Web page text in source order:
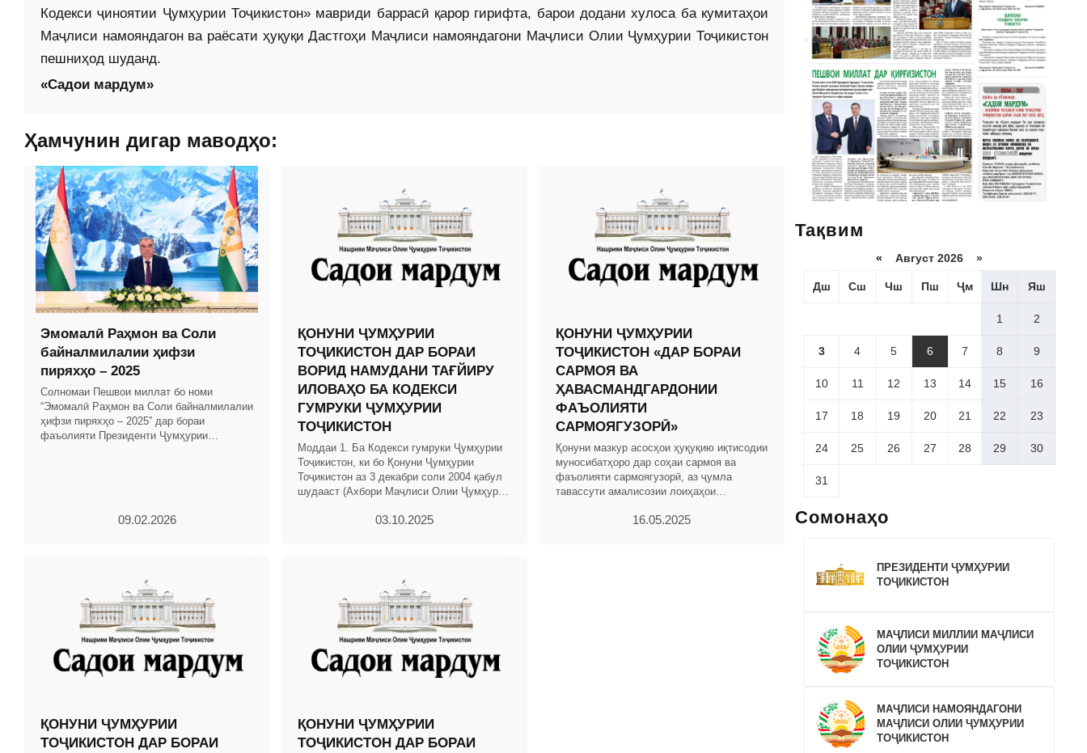
Кодекси ҷиноятии Ҷумҳурии Тоҷикистон» мавриди баррасӣ қарор гирифта, барои додани хулоса ба кумитаҳои
Маҷлиси намояндагон ва раёсати ҳуқуқи Дастгоҳи Маҷлиси намояндагони Маҷлиси Олии Ҷумҳурии Тоҷикис­тон
пешниҳод шуданд.
«Садои мардум»
Ҳамчунин дигар маводҳо:
Эмомалӣ Раҳмон ва Соли
байналмилалии ҳифзи
пиряхҳо – 2025
Солномаи Пешвои миллат бо номи
“Эмомалӣ Раҳмон ва Соли байналмилалии
ҳифзи пиряхҳо – 2025” дар бораи
фаъолияти Президенти Ҷумҳурии
09.02.2026
ҚОНУНИ ҶУМҲУРИИ
ТОҶИКИСТОН ДАР БОРАИ
ВОРИД НАМУДАНИ ТАҒЙИРУ
ИЛОВАҲО БА КОДЕКСИ
ГУМРУКИ ҶУМҲУРИИ
ТОҶИКИСТОН
Моддаи 1. Ба Кодекси гумруки Ҷумҳурии
Тоҷикистон, ки бо Қонуни Ҷумҳурии
Тоҷикистон аз 3 декабри соли 2004 қабул
шудааст (Ахбори Маҷлиси Олии Ҷумҳурии
03.10.2025
ҚОНУНИ ҶУМҲУРИИ
ТОҶИКИСТОН «ДАР БОРАИ
САРМОЯ ВА
ҲАВАСМАНДГАРДОНИИ
ФАЪОЛИЯТИ
САРМОЯГУЗОРӢ»
Қонуни мазкур асосҳои ҳуқуқию иқтисодии
муносибатҳоро дар соҳаи сармоя ва
фаъолияти сармоягузорӣ, аз ҷумла
тавассути амалисозии лоиҳаҳои
ҳавасмандгардонӣ ва16.05.2025
ҚОНУНИ ҶУМҲУРИИ
ТОҶИКИСТОН ДАР БОРАИ
ҚОНУНИ ҶУМҲУРИИ
ТОҶИКИСТОН ДАР БОРАИ
Тақвим
« Август 2026 »
Дш Сш Чш Пш Ҷм Шн Яш
1 2
3 4 5 6 7 8 9
10 11 12 13 14 15 16
17 18 19 20 21 22 23
24 25 26 27 28 29 30
31
Сомонаҳо
ПРЕЗИДЕНТИ ҶУМҲУРИИ
ТОҶИКИСТОН
МАҶЛИСИ МИЛЛИИ МАҶЛИСИ
ОЛИИ ҶУМҲУРИИ
ТОҶИКИСТОН
МАҶЛИСИ НАМОЯНДАГОНИ
МАҶЛИСИ ОЛИИ ҶУМҲУРИИ
ТОҶИКИСТОН